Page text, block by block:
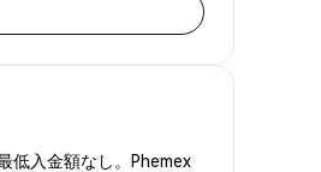
低入金額なし。Phemex